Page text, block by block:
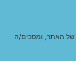
של האתר, ומסכים/ה